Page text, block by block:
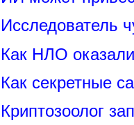
Исследователь
Как НЛО
Как секретные
Криптозоолог